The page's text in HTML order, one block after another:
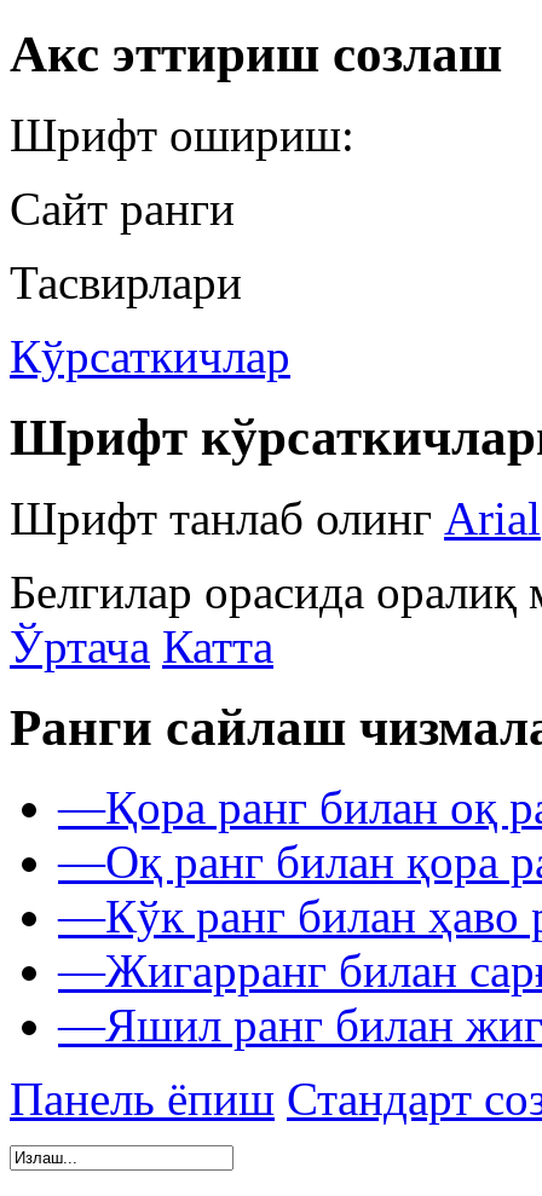
Акс эттириш созлаш
Шрифт ошириш:
Сайт ранги
Тасвирлари
Кўрсаткичлар
Шрифт
Шрифт танлаб олинг Arial
Белгилар орасида
Ўртача Катта
Ранги сайлаш
—Қора ранг билан оқ
—Оқ ранг билан қора
—Кўк ранг билан ҳаво
—Жигарранг билан
—Яшил ранг билан
Панель ёпиш Стандарт